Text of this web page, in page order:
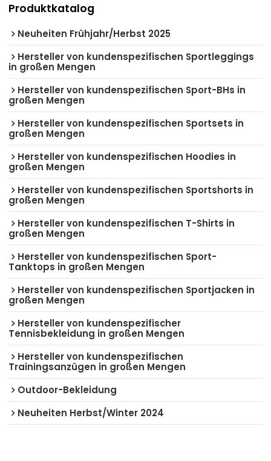
Produktkatalog
Neuheiten Frühjahr/Herbst 2025
Hersteller von kundenspezifischen Sportleggings
in großen Mengen
Hersteller von kundenspezifischen Sport-BHs in
großen Mengen
Hersteller von kundenspezifischen Sportsets in
großen Mengen
Hersteller von kundenspezifischen Hoodies in
großen Mengen
Hersteller von kundenspezifischen Sportshorts in
großen Mengen
Hersteller von kundenspezifischen T-Shirts in
großen Mengen
Hersteller von kundenspezifischen Sport-
Tanktops in großen Mengen
Hersteller von kundenspezifischen Sportjacken in
großen Mengen
Hersteller von kundenspezifischer
Tennisbekleidung in großen Mengen
Hersteller von kundenspezifischen
Trainingsanzügen in großen Mengen
Outdoor-Bekleidung
Neuheiten Herbst/Winter 2024